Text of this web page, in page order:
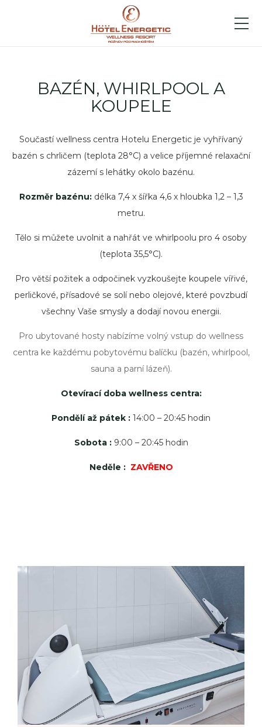
BAZÉN, WHIRLPOOL A
KOUPELE
Součastí wellness centra Hotelu Energetic je vyhřívaný
bazén s chrličem (teplota 28°C) a velice příjemné relaxační
zázemí s lehátky okolo bazénu.
Rozměr bazénu:délka 7,4 x šířka 4,6 x hloubka 1,2 – 1,3
metru.
Tělo si můžete uvolnit a nahřát ve whirlpoolu pro 4 osoby
(teplota 35,5°C).
Pro větší požitek a odpočinek vyzkoušejte koupele vířivé,
perličkové, přísadové se solí nebo olejové, které povzbudí
všechny Vaše smysly a dodají novou energii.
Pro ubytované hosty nabízíme volný vstup do wellness
centra ke každému pobytovému balíčku (bazén, whirlpool,
sauna a parní lázeň).
Otevírací doba wellness centra:
Pondělí až pátek : 14:00 – 20:45 hodin
Sobota : 9:00 – 20:45 hodin
Neděle : ZAVŘENO